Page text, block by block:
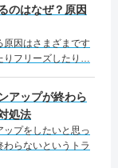
のはなぜ？原因
原因はさまざまです
りフリーズしたり…
アップが終わら
処法
プをしたいと思っ
らないというトラ